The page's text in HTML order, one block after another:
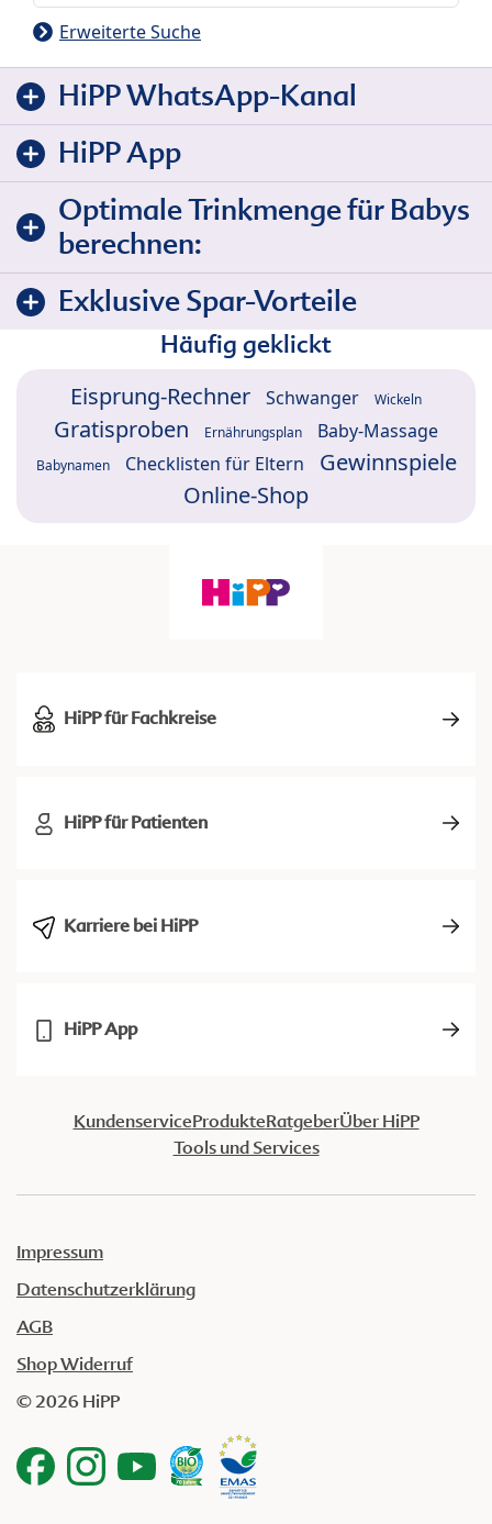
Erweiterte Suche
HiPP WhatsApp-Kanal
HiPP App
Optimale Trinkmenge für Babys
berechnen:
Exklusive Spar-Vorteile
Häufig geklickt
Eisprung-Rechner Schwanger Wickeln
Gratisproben Ernährungsplan Baby-Massage
Babynamen Checklisten für Eltern
Gewinnspiele
Online-Shop
HiPP für Fachkreise
HiPP für Patienten
Karriere bei HiPP
HiPP App
KundenserviceProdukteRatgeberÜber HiPP
Tools und Services
Impressum
Datenschutzerklärung
AGB
Shop Widerruf
© 2026 HiPP